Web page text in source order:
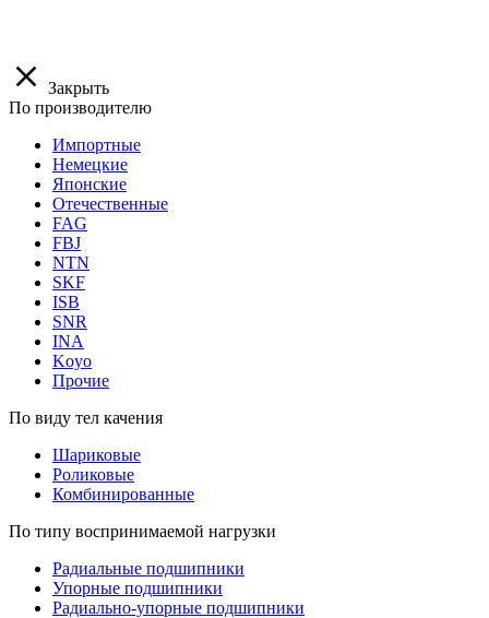
Закрыть
По производителю
Импортные
Немецкие
Японские
Отечественные
FAG
FBJ
NTN
SKF
ISB
SNR
INA
Koyo
Прочие
По виду тел качения
Шариковые
Роликовые
Комбинированные
По типу воспринимаемой нагрузки
Радиальные подшипники
Упорные подшипники
Радиально-упорные подшипники